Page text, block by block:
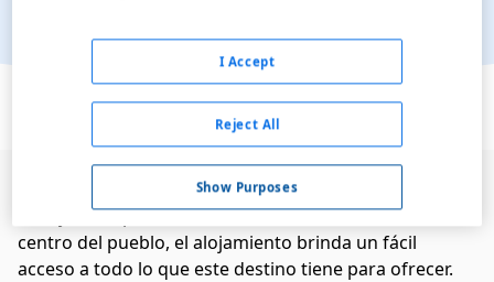
Ver en el mapa
Ubicado en Seefeld, este encantador hotel es
inmejorable para familias. Ubicado a 400 metros del
centro del pueblo, el alojamiento brinda un fácil
acceso a todo lo que este destino tiene para ofrecer.
Show Purposes
Reject All
I Accept